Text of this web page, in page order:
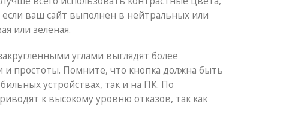
ваш сайт выполнен в нейтральных или
или зеленая.
углами выглядят более
простоты. Помните, что кнопка должна быть
устройствах, так и на ПК. По
к высокому уровню отказов, так как